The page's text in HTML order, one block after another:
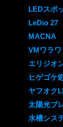
LEDスポ
LeDio 27
MACNA
VMワラ
エリジオ
ヒゲゴケ
ヤフオク
太陽光ブ
水槽シス